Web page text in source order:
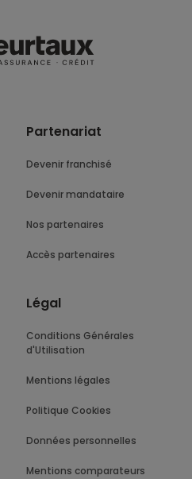
Partenariat
Devenir franchisé
Devenir mandataire
Nos partenaires
Accès partenaires
Légal
Conditions Générales
d'Utilisation
Mentions légales
Politique Cookies
Données personnelles
Mentions comparateurs